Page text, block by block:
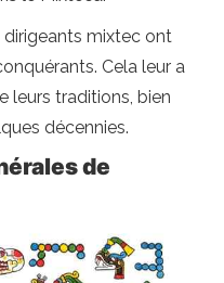
dirigeants mixtec ont
Cela leur a
leurs traditions, bien
décennies.
de